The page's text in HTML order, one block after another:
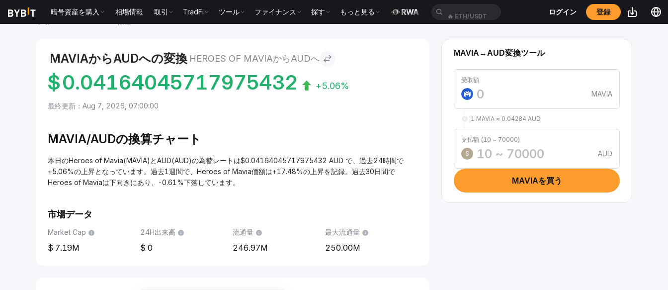
暗号資産を購入 相場情報 取引 TradFi ツール ファイナンス 探す もっと見る ETH/USDT ログイン 登録
MAVIAからAUDへの変換 HEROES OF MAVIAからAUDへ
$0.04164045717975432 +5.06%
最終更新：Aug 7, 2026, 07:00:00
MAVIA/AUDの換算チャート
本日のHeroes of Mavia(MAVIA)とAUD(AUD)の為替レートは$0.04164045717975432 AUD で、過去24時間で
+5.06%の上昇となっています。過去1週間で、Heroes of Mavia価額は+17.48%の上昇を記録。過去30日間で
Heroes of Maviaは下向きにあり、-0.61%下落しています。
市場データ
Market Cap
7.19M
24H出来高
0
流通量
246.97M
最大流通量
250.00M
MAVIA→AUD変換ツール
受取額
MAVIA
1 MAVIA ≈ 0.04284 AUD
支払額 (10 ~ 70000)
$
AUD
MAVIAを買う